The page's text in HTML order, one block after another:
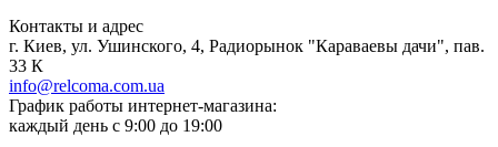
Контакты и адрес
г. Киев, ул. Ушинского, 4, Радиорынок "Караваевы дачи", пав.
33 К
info@relcoma.com.ua
График работы интернет-магазина:
каждый день с 9:00 до 19:00